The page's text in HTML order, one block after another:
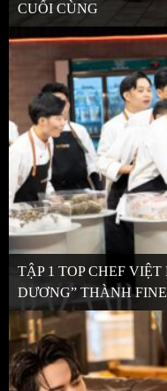
CUỐI CÙNG
TẬP 1 TOP CHEF
DƯƠNG” THÀNH